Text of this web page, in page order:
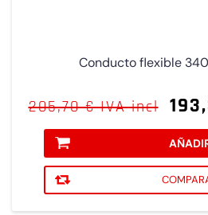
Conducto flexible
205,70 € IVA incl